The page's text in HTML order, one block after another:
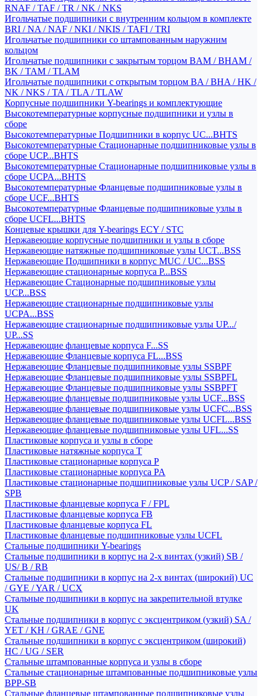
RNAF / TAF / TR / NK / NKS
Игольчатые подшипники с внутренним кольцом в комплекте
BRI / NA / NAF / NKI / NKIS / TAFI / TRI
Игольчатые подшипники со штампованным наружним
кольцом
Игольчатые подшипники с закрытым торцом BAM / BHAM /
BK / TAM / TLAM
Игольчатые подшипники с открытым торцом BA / BHA / HK /
NK / NKS / TA / TLA / TLAW
Корпусные подшипники Y-bearings и комплектующие
Высокотемпературные корпусные подшипники и узлы в
сборе
Высокотемпературные Подшипники в корпус UC...BHTS
Высокотемпературные Стационарные подшипниковые узлы в
сборе UCP...BHTS
Высокотемпературные Стационарные подшипниковые узлы в
сборе UCPA...BHTS
Высокотемпературные Фланцевые подшипниковые узлы в
сборе UCF...BHTS
Высокотемпературные Фланцевые подшипниковые узлы в
сборе UCFL...BHTS
Концевые крышки для Y-bearings ECY / STC
Нержавеющие корпусные подшипники и узлы в сборе
Нержавеющие натяжные подшипниковые узлы UCT...BSS
Нержавеющие Подшипники в корпус MUC / UC...BSS
Нержавеющие стационарные корпуса P...BSS
Нержавеющие Стационарные подшипниковые узлы
UCP...BSS
Нержавеющие стационарные подшипниковые узлы
UCPA...BSS
Нержавеющие стационарные подшипниковые узлы UP.../
UP...SS
Нержавеющие фланцевые корпуса F...SS
Нержавеющие Фланцевые корпуса FL...BSS
Нержавеющие Фланцевые подшипниковые узлы SSBPF
Нержавеющие Фланцевые подшипниковые узлы SSBPFL
Нержавеющие Фланцевые подшипниковые узлы SSBPFT
Нержавеющие фланцевые подшипниковые узлы UCF...BSS
Нержавеющие фланцевые подшипниковые узлы UCFC...BSS
Нержавеющие фланцевые подшипниковые узлы UCFL...BSS
Нержавеющие фланцевые подшипниковые узлы UFL...SS
Пластиковые корпуса и узлы в сборе
Пластиковые натяжные корпуса T
Пластиковые стационарные корпуса P
Пластиковые стационарные корпуса PA
Пластиковые стационарные подшипниковые узлы UCP / SAP /
SPB
Пластиковые фланцевые корпуса F / FPL
Пластиковые фланцевые корпуса FB
Пластиковые фланцевые корпуса FL
Пластиковые фланцевые подшипниковые узлы UCFL
Стальные подшипники Y-bearings
Стальные подшипники в корпус на 2-х винтах (узкий) SB /
US/ B / RB
Стальные подшипники в корпус на 2-х винтах (широкий) UC
/ GYE / YAR / UCX
Стальные подшипники в корпус на закрепительной втулке
UK
Стальные подшипники в корпус с эксцентриком (узкий) SA /
YET / KH / GRAE / GNE
Стальные подшипники в корпус с эксцентриком (широкий)
HC / UG / SER
Стальные штампованные корпуса и узлы в сборе
Стальные стационарные штампованные подшипниковые узлы
BPP-SB
Стальные фланцевые штампованные подшипниковые узлы